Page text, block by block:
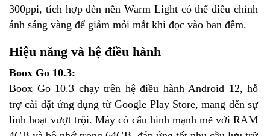
300ppi, tích hợp đèn nền Warm Light có thể điều chỉnh
ánh sáng vàng để giảm mỏi mắt khi đọc vào ban đêm.
Hiệu năng và hệ điều hành
Boox Go 10.3:
Boox Go 10.3 chạy trên hệ điều hành Android 12, hỗ
trợ cài đặt ứng dụng từ Google Play Store, mang đến sự
linh hoạt vượt trội. Máy có cấu hình mạnh mẽ với RAM